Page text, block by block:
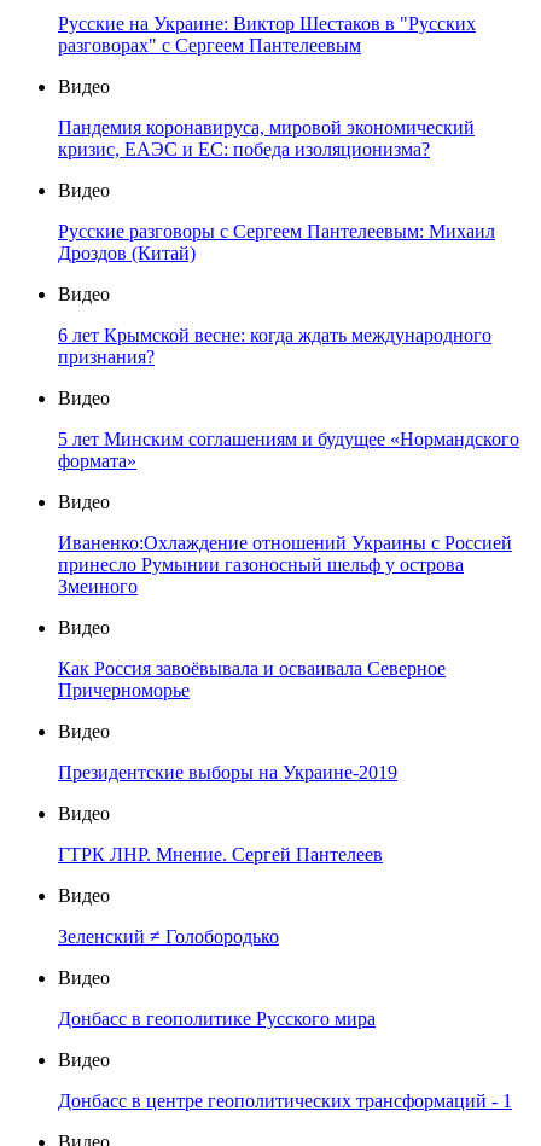
Русские на Украине: Виктор Шестаков в "Русских
разговорах" с Сергеем Пантелеевым
Видео
Пандемия коронавируса, мировой экономический
кризис, ЕАЭС и ЕС: победа изоляционизма?
Видео
Русские разговоры с Сергеем Пантелеевым: Михаил
Дроздов (Китай)
Видео
6 лет Крымской весне: когда ждать международного
признания?
Видео
5 лет Минским соглашениям и будущее «Нормандского
формата»
Видео
Иваненко:Охлаждение отношений Украины с Россией
принесло Румынии газоносный шельф у острова
Змеиного
Видео
Как Россия завоёвывала и осваивала Северное
Причерноморье
Видео
Президентские выборы на Украине-2019
Видео
ГТРК ЛНР. Мнение. Сергей Пантелеев
Видео
Зеленский ≠ Голобородько
Видео
Донбасс в геополитике Русского мира
Видео
Донбасс в центре геополитических трансформаций - 1